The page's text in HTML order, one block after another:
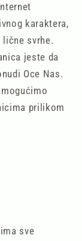
karaktera,
svrhe.
jeste da
Oce Nas.
prilikom
sve